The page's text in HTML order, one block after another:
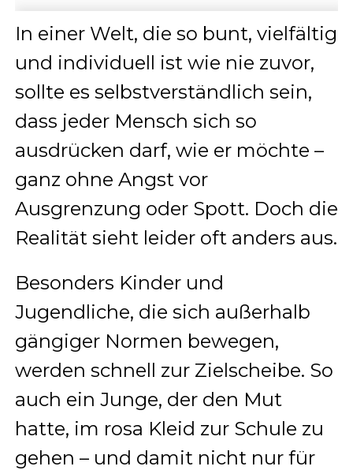
In einer Welt, die so bunt, vielfältig
und individuell ist wie nie zuvor,
sollte es selbstverständlich sein,
dass jeder Mensch sich so
ausdrücken darf, wie er möchte –
ganz ohne Angst vor
Ausgrenzung oder Spott. Doch die
Realität sieht leider oft anders aus.
Besonders Kinder und
Jugendliche, die sich außerhalb
gängiger Normen bewegen,
werden schnell zur Zielscheibe. So
auch ein Junge, der den Mut
hatte, im rosa Kleid zur Schule zu
gehen – und damit nicht nur für